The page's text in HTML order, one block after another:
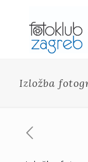
Izložba